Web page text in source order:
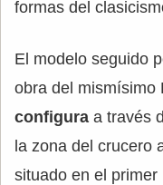
formas del
El modelo seguido
obra del mismísimo
configura a través
la zona del crucero
situado en el